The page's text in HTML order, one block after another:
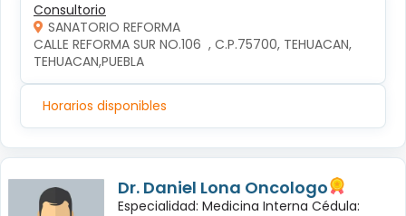
Consultorio
SANATORIO REFORMA
CALLE REFORMA SUR NO.106  , C.P.75700, TEHUACAN,
TEHUACAN,PUEBLA
Horarios disponibles
Dr. Daniel Lona Oncologo
Especialidad: Medicina Interna Cédula: